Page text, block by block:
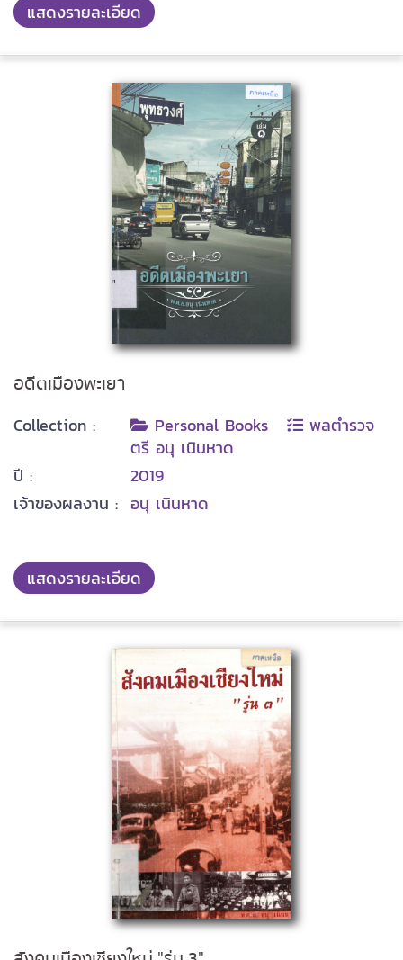
แสดงรายละเอียด
อดีตเมืองพะเยา
Collection : Personal Books
พลตำรวจ
ตรี อนุ เนินหาด
ปี :
2019
เจ้าของผลงาน : อนุ เนินหาด
แสดงรายละเอียด